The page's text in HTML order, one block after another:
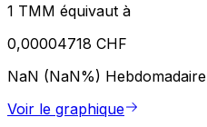
1 TMM équivaut à
0,00004718 CHF
NaN (NaN%) Hebdomadaire
Voir le graphique